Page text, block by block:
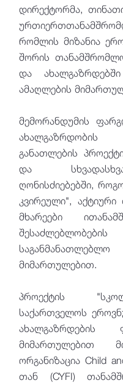
დირექტორმა,
რომლის მიზანია
შორის
და
ამაღლების
მემორანდუმის
ახალგაზრდობის
განათლების
და
ღონისძიებებში,
კვირეული",
მხარეები
საგანმანათლებლო
მიმართულებით.
პროექტის
საქართველოს
ახალგაზრდების
მიმართულებით
ორგანიზაცია Child
თან (CYFI)